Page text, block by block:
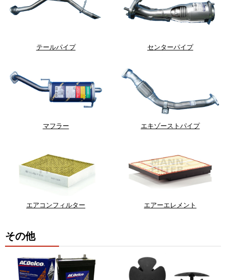
テールパイプ センターパイプ
マフラー エキゾーストパイプ
エアコンフィルター エアーエレメント
その他